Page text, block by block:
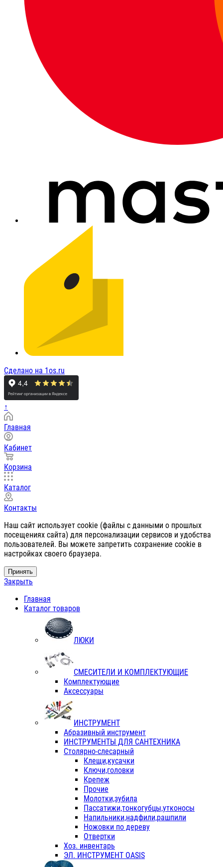
Сделано на 1os.ru
↑
Главная
Кабинет
Корзина
Каталог
Контакты
Наш сайт использует cookie (файлы с данными о прошлых
посещениях сайта) для персонализации сервисов и удобства
пользователей. Вы можете запретить сохранение cookie в
настройках своего браузера.
Принять
Закрыть
Главная
Каталог товаров
ЛЮКИ
СМЕСИТЕЛИ И КОМПЛЕКТУЮЩИЕ
Комплектующие
Аксессуары
ИНСТРУМЕНТ
Абразивный инструмент
ИНСТРУМЕНТЫ ДЛЯ САНТЕХНИКА
Столярно-слесарный
Клещи,кусачки
Ключи,головки
Крепеж
Прочие
Молотки,зубила
Пассатижи,тонкогубцы,утконосы
Напильники,надфили,рашпили
Ножовки по дереву
Отвертки
Хоз. инвентарь
ЭЛ. ИНСТРУМЕНТ OASIS